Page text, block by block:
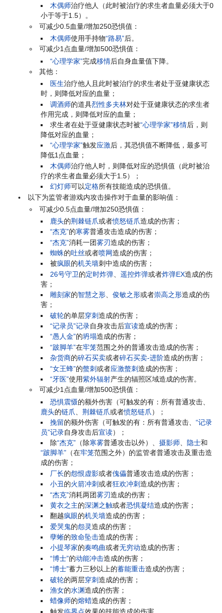
木偶师治疗他人（此时被治疗的求生者血量必须大于0
小于等于1.5）。
可减少0.5血量/增加250恐惧值：
木偶师使用手持物“路易”后。
可减少1点血量/增加500恐惧值：
“心理学家”完成移情后自身血量值下降。
其他：
医生治疗他人且此时被治疗的求生者处于亚健康状态
时，则降低对应的血量；
调酒师的道具烈性多夫林对处于亚健康状态的求生者
作用完成，则降低对应的血量；
求生者在处于亚健康状态时被“心理学家”移情后，则
降低对应的血量；
“心理学家”触发应激后，其恐惧值不断降低，最多可
降低1点血量；
木偶师治疗他人时，则降低对应的恐惧值（此时被治
疗的求生者血量必须大于1.5）；
幻灯师可以定格所有技能造成的恐惧值。
以下为监管者游戏内攻击操作对于血量的影响值：
可减少0.5点血量/增加250恐惧值：
鹿头的荆棘链爪或者愤怒链爪造成的伤害；
“杰克”的寒雾普通攻击造成的伤害；
“杰克”消耗一团雾刃造成的伤害；
蜘蛛的吐丝或者喷网造成的伤害；
被疯眼的机关墙刺中造成的伤害；
26号守卫的定时炸弹 、遥控炸弹或者炸弹EX造成的伤
害；
雕刻家的智慧之形、俊敏之形或者崇高之形造成的伤
害；
破轮的单层穿刺造成的伤害；
“记录员”记录自身攻击后宣读造成的伤害；
“愚人金”的坍塌造成的伤害；
“跛脚羊”在牢笼范围之外的普通攻击造成的伤害；
杂货商的碎石买卖或者碎石买卖-进阶造成的伤害；
“女王蜂”的螫刺或者应激螫刺造成的伤害；
“牙医”使用紫外辐射产生的辐照区域造成的伤害。
可减少1点血量/增加500恐惧值：
恐惧震慑的额外伤害（可触发的有：所有普通攻击、
鹿头的链爪 、荆棘链爪或者愤怒链爪 ）；
挽留的额外伤害（可触发的有：所有普通攻击、“记录
员”记录自身攻击后宣读）；
除“杰克” （除寒雾普通攻击以外）、摄影师、 隐士和
“跛脚羊” （在牢笼范围之外）的监管者普通攻击及重击造
成的伤害；
厂长的怨恨虚影或者傀儡普通攻击造成的伤害；
小丑的火箭冲刺或者狂欢冲刺造成的伤害；
“杰克”消耗两团雾刃造成的伤害；
黄衣之主的深渊之触或者恐惧凝结造成的伤害；
翻越疯眼的机关墙造成的伤害；
爱哭鬼的怨灵造成的伤害；
孽蜥的致命坠击造成的伤害；
小提琴家的奏鸣曲或者无穷动造成的伤害；
“博士”的动能冲击造成的伤害；
“博士”蓄力三秒以上的蓄能重击造成的伤害；
破轮的两层穿刺造成的伤害；
渔女的水渊造成的伤害；
蜡像师的熔蜡造成的伤害；